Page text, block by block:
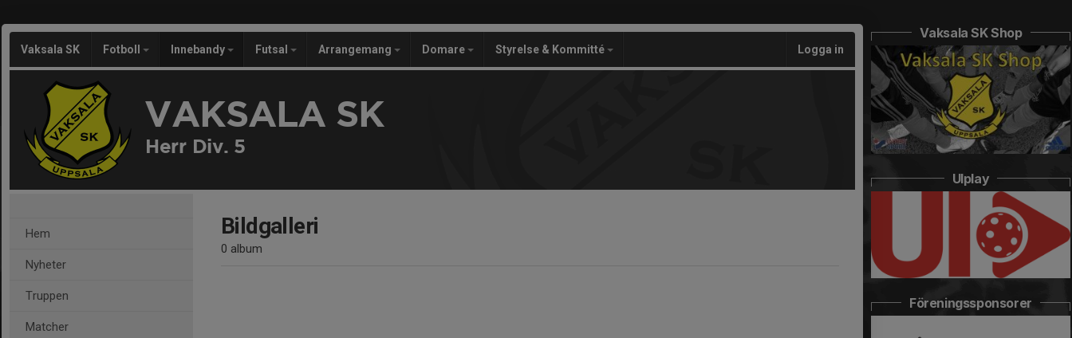
Vaksala SK Fotboll Innebandy Futsal Arrangemang Domare Styrelse & Kommitté Logga in
VAKSALA SK
Herr Div. 5
Hem
Nyheter
Truppen
Matcher
Bildgalleri
0 album
Vaksala SK Shop
UIplay
Föreningssponsorer